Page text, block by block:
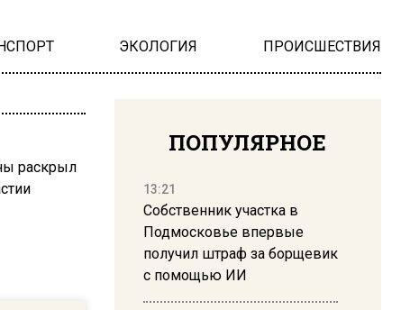
ЭКОЛОГИЯ ПРОИСШЕСТВИЯ
ПОПУЛЯРНОЕ
13:21
Собственник участка в
Подмосковье впервые
получил штраф за борщевик
с помощью ИИ